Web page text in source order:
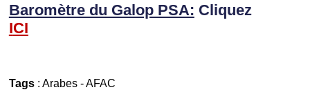
Baromètre du Galop PSA: Cliquez
ICI
Tags: Arabes-AFAC